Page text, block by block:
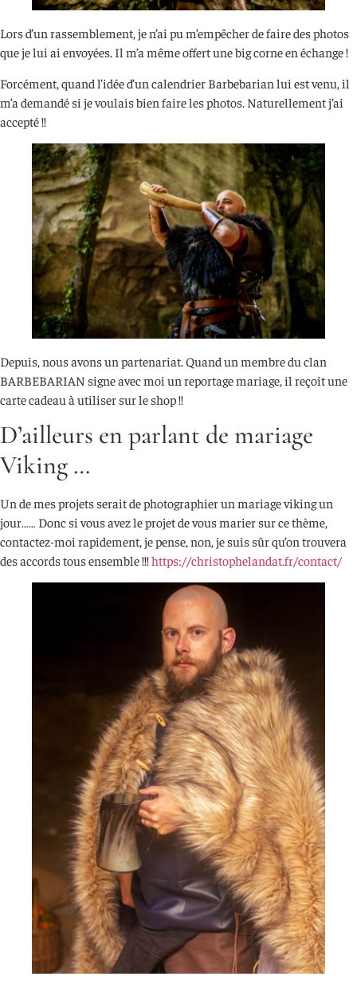
Lors d’un rassemblement, je n’ai pu m’empêcher de faire des photos
que je lui ai envoyées. Il m’a même offert une big corne en échange !
Forcément, quand l’idée d’un calendrier Barbebarian lui est venu, il
m’a demandé si je voulais bien faire les photos. Naturellement j’ai
accepté !!
Depuis, nous avons un partenariat. Quand un membre du clan
BARBEBARIAN signe avec moi un reportage mariage, il reçoit une
carte cadeau à utiliser sur le shop !!
D’ailleurs en parlant de mariage
Viking …
Un de mes projets serait de photographier un mariage viking un
jour…… Donc si vous avez le projet de vous marier sur ce thème,
contactez-moi rapidement, je pense, non, je suis sûr qu’on trouvera
des accords tous ensemble !!!https://christophelandat.fr/contact/